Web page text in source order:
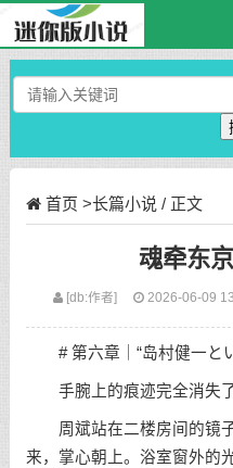
首页 >长篇小说 / 正文
魂牵东
[db:作者] 2026-06-09
# 第六章｜“岛村健一とい
手腕上的痕迹完全消失了
周斌站在二楼房间的镜子
来，掌心朝上。浴室窗外的